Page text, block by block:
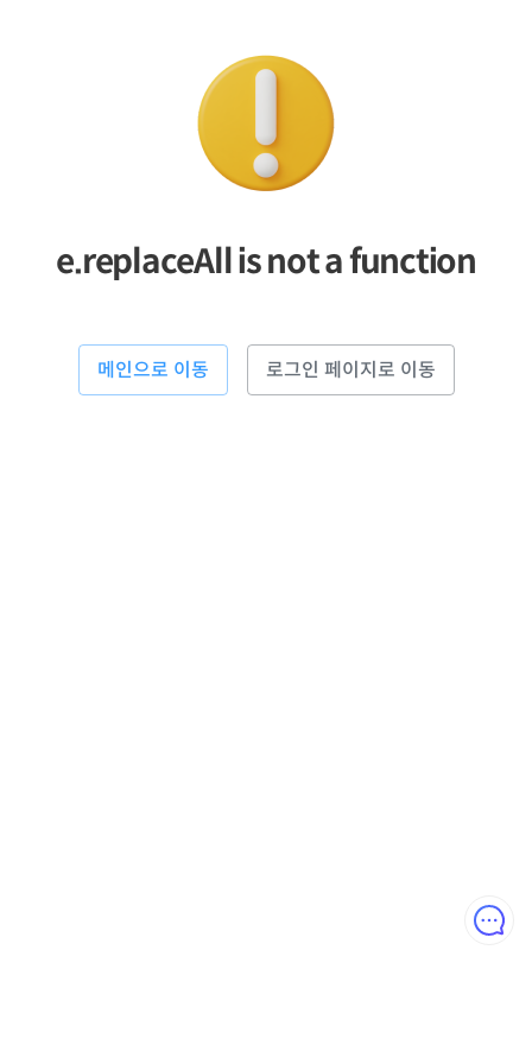
e.replaceAll is not a function
메인으로 이동 로그인 페이지로 이동